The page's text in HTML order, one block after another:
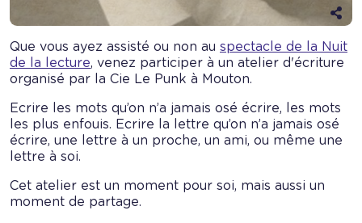
les
de
Que vous ayez assisté ou non au spectacle de la Nuit
de la lecture, venez participer à un atelier d'écriture
organisé par la Cie Le Punk à Mouton.
Ecrire les mots qu’on n’a jamais osé écrire, les mots
les plus enfouis. Ecrire la lettre qu’on n’a jamais osé
écrire, une lettre à un proche, un ami, ou même une
lettre à soi.
Cet atelier est un moment pour soi, mais aussi un
moment de partage.